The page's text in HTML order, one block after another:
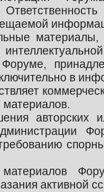
в
авторских
материалов
активной